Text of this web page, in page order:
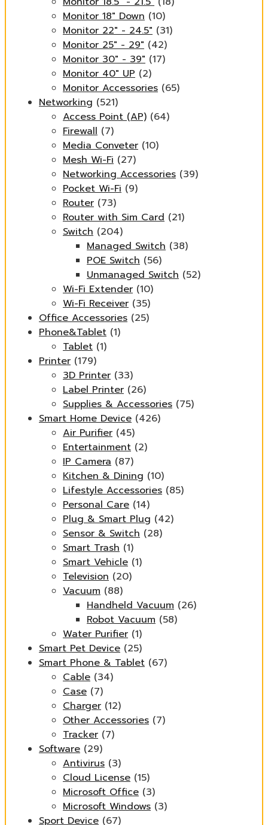
Monitor 18" Down (10)
Monitor 22" - 24.5" (31)
Monitor 25" - 29" (42)
Monitor 30" - 39" (17)
Monitor 40" UP (2)
Monitor Accessories (65)
Networking (521)
Access Point (AP) (64)
Firewall (7)
Media Conveter (10)
Mesh Wi-Fi (27)
Networking Accessories (39)
Pocket Wi-Fi (9)
Router (73)
Router with Sim Card (21)
Switch (204)
Managed Switch (38)
POE Switch (56)
Unmanaged Switch (52)
Wi-Fi Extender (10)
Wi-Fi Receiver (35)
Office Accessories (25)
Phone&Tablet (1)
Tablet (1)
Printer (179)
3D Printer (33)
Label Printer (26)
Supplies & Accessories (75)
Smart Home Device (426)
Air Purifier (45)
Entertainment (2)
IP Camera (87)
Kitchen & Dining (10)
Lifestyle Accessories (85)
Personal Care (14)
Plug & Smart Plug (42)
Sensor & Switch (28)
Smart Trash (1)
Smart Vehicle (1)
Television (20)
Vacuum (88)
Handheld Vacuum (26)
Robot Vacuum (58)
Water Purifier (1)
Smart Pet Device (25)
Smart Phone & Tablet (67)
Cable (34)
Case (7)
Charger (12)
Other Accessories (7)
Tracker (7)
Software (29)
Antivirus (3)
Cloud License (15)
Microsoft Office (3)
Microsoft Windows (3)
Sport Device (67)